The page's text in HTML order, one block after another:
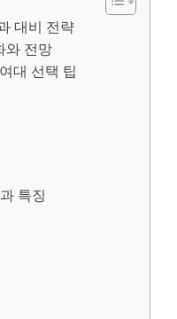
대비 전략
와 전망
대 선택 팁
특징